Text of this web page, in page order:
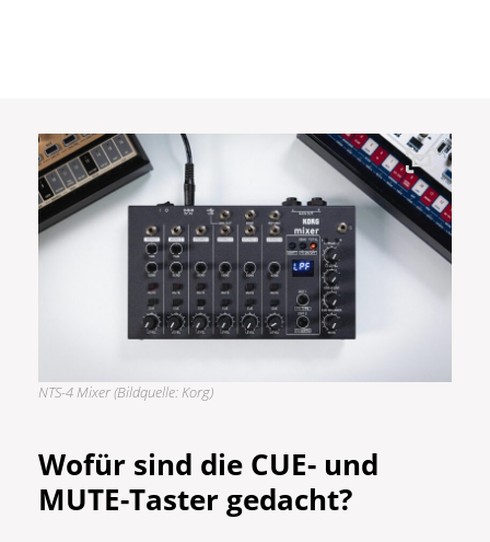
NTS-4 Mixer (Bildquelle: Korg)
Wofür sind die CUE- und
MUTE-Taster gedacht?